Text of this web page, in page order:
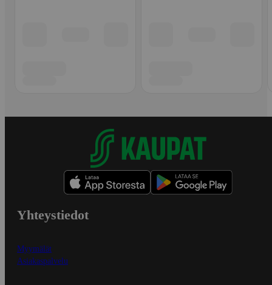
Yhteystiedot
Myymälät
Asiakaspalvelu